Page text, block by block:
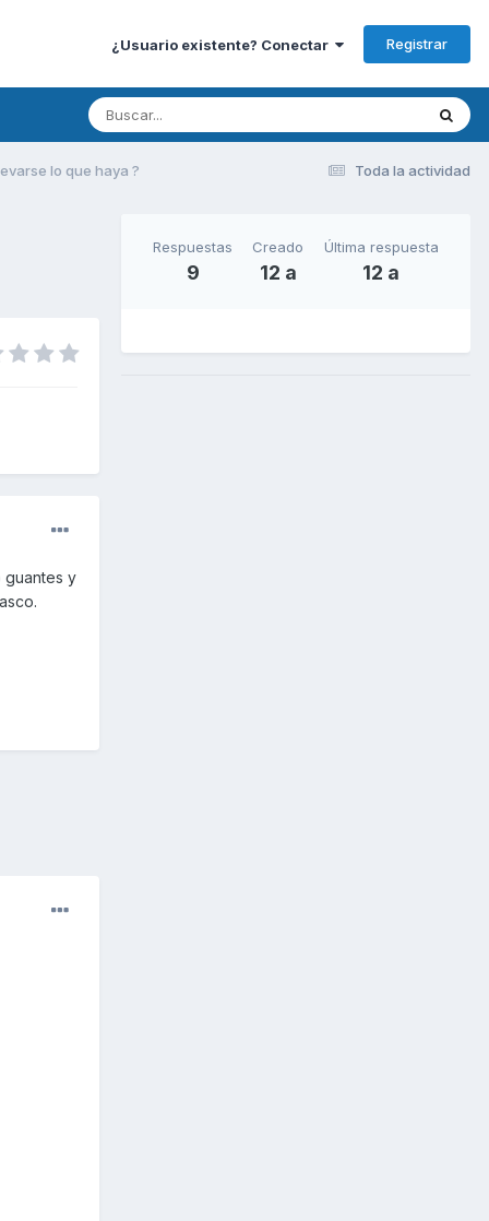
¿Usuario existente? Conectar Registrar
Toda la actividad
lo que haya ?
guantes y
Respuestas
9
Creado
12 a
Última respuesta
12 a